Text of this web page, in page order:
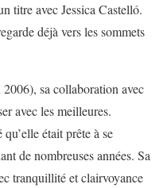
titre avec Jessica Castelló.
déjà vers les sommets
sa collaboration avec
avec les meilleures.
était prête à se
de nombreuses années. Sa
tranquillité et clairvoyance